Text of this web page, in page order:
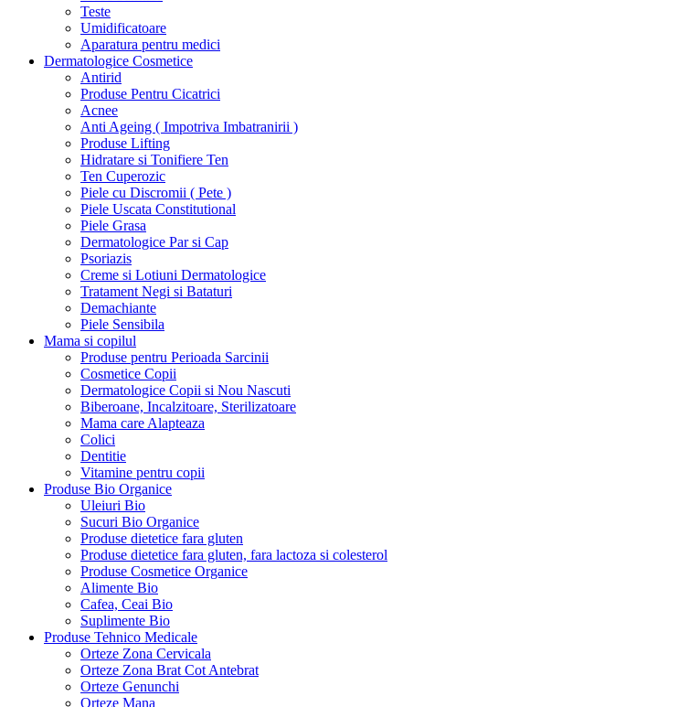
Teste
Umidificatoare
Aparatura pentru medici
Dermatologice Cosmetice
Antirid
Produse Pentru Cicatrici
Acnee
Anti Ageing ( Impotriva Imbatranirii )
Produse Lifting
Hidratare si Tonifiere Ten
Ten Cuperozic
Piele cu Discromii ( Pete )
Piele Uscata Constitutional
Piele Grasa
Dermatologice Par si Cap
Psoriazis
Creme si Lotiuni Dermatologice
Tratament Negi si Bataturi
Demachiante
Piele Sensibila
Mama si copilul
Produse pentru Perioada Sarcinii
Cosmetice Copii
Dermatologice Copii si Nou Nascuti
Biberoane, Incalzitoare, Sterilizatoare
Mama care Alapteaza
Colici
Dentitie
Vitamine pentru copii
Produse Bio Organice
Uleiuri Bio
Sucuri Bio Organice
Produse dietetice fara gluten
Produse dietetice fara gluten, fara lactoza si colesterol
Produse Cosmetice Organice
Alimente Bio
Cafea, Ceai Bio
Suplimente Bio
Produse Tehnico Medicale
Orteze Zona Cervicala
Orteze Zona Brat Cot Antebrat
Orteze Genunchi
Orteze Mana